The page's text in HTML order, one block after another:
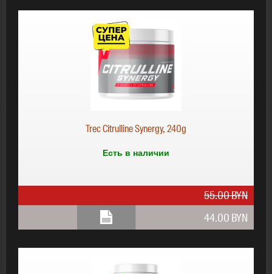
39.00 BYN
Trec Citrulline Synergy, 240g
Есть в наличии
44.00 BYN
55.00 BYN
44.00 BYN